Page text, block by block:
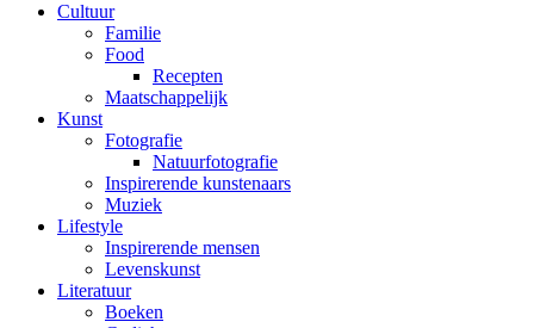
Cultuur
Familie
Food
Recepten
Maatschappelijk
Kunst
Fotografie
Natuurfotografie
Inspirerende kunstenaars
Muziek
Lifestyle
Inspirerende mensen
Levenskunst
Literatuur
Boeken